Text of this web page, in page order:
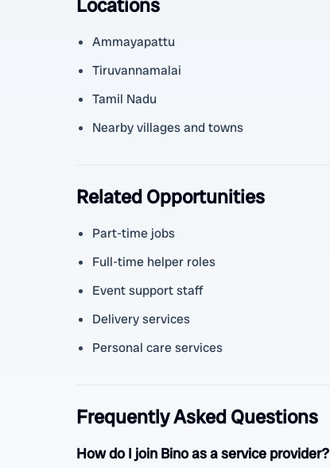
Locations
Ammayapattu
Tiruvannamalai
Tamil Nadu
Nearby villages and towns
Related Opportunities
Part-time jobs
Full-time helper roles
Event support staff
Delivery services
Personal care services
Frequently Asked Questions
How do I join Bino as a service provider?